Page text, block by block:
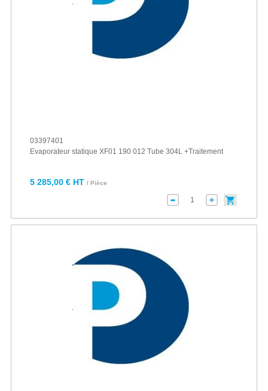
03397401
Evaporateur statique XF01 190 012 Tube 304L +Traitement
5 285,00 € HT / Pièce